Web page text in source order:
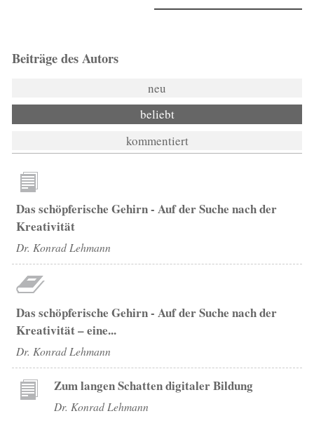
Beiträge des Autors
neu
beliebt
kommentiert
Das schöpferische Gehirn - Auf der Suche nach der
Kreativität
Dr. Konrad Lehmann
Das schöpferische Gehirn - Auf der Suche nach der
Kreativität – eine...
Dr. Konrad Lehmann
Zum langen Schatten digitaler Bildung
Dr. Konrad Lehmann